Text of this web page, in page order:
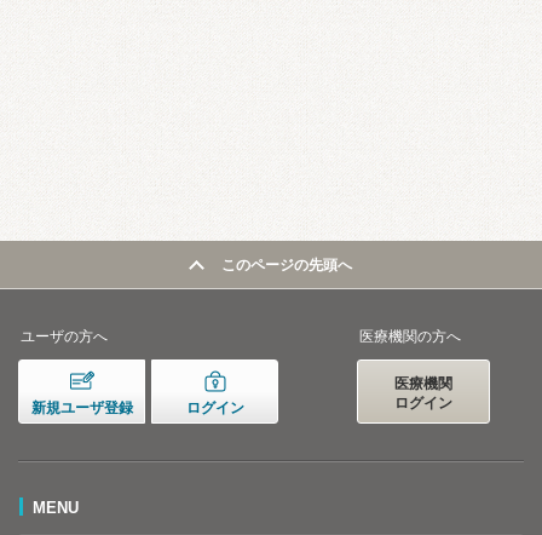
このページの先頭へ
ユーザの方へ
新規ユーザ登録 ログイン
医療機関の方へ
医療機関
ログイン
MENU